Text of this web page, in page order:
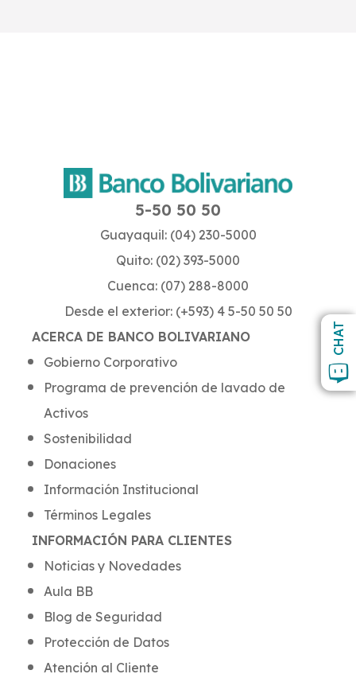
CHAT
ACERCA DE BANCO BOLIVARIANO
Gobierno Corporativo
Programa de prevención de lavado de
Activos
Sostenibilidad
Donaciones
Información Institucional
Términos Legales
INFORMACIÓN PARA CLIENTES
Noticias y Novedades
Aula BB
Blog de Seguridad
Protección de Datos
Atención al Cliente
5-50 50 50
Guayaquil: (04) 230-5000
Quito: (02) 393-5000
Cuenca: (07) 288-8000
Desde el exterior: (+593) 4 5-50 50 50